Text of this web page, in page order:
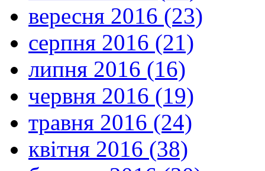
вересня 2016 (23)
серпня 2016 (21)
липня 2016 (16)
червня 2016 (19)
травня 2016 (24)
квітня 2016 (38)